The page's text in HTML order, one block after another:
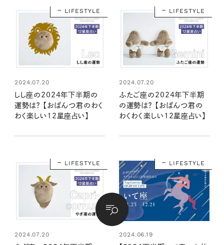
LIFESTYLE
2024.07.20
しし座の2024年下半期の
運勢は？ 【おぱんつ君のわく
わく楽しい12星座占い】
LIFESTYLE
2024.07.20
ふたご座の2024年下半期
の運勢は？ 【おぱんつ君の
わくわく楽しい12星座占い】
LIFESTYLE
2024.07.20
LIFESTYLE
2024.06.19